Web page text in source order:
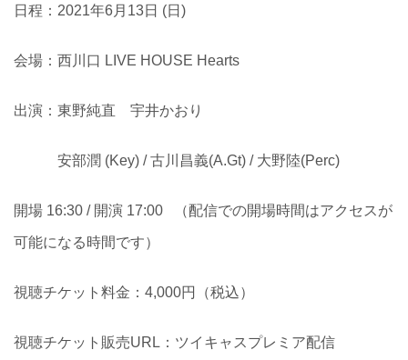
日程：2021年6月13日 (日)
会場：西川口 LIVE HOUSE Hearts
出演：東野純直 宇井かおり
安部潤 (Key) / 古川昌義(A.Gt) / 大野陸(Perc)
開場 16:30 / 開演 17:00 （配信での開場時間はアクセスが
可能になる時間です）
視聴チケット料金：4,000円（税込）
視聴チケット販売URL：ツイキャスプレミア配信